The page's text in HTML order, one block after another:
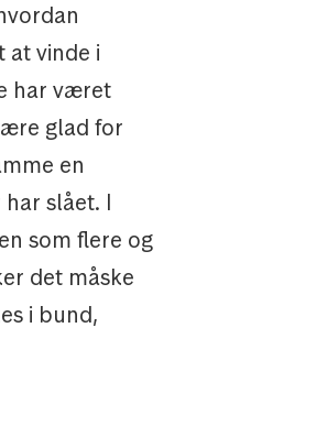
at vinde i
har været
glad for
en
slået. I
som flere og
det måske
i bund,